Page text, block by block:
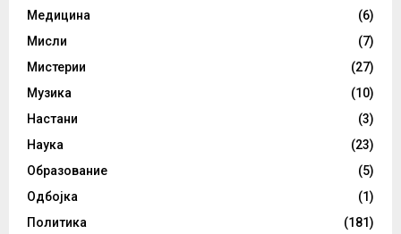
Медицина
(6)
Мисли
(7)
Мистерии
(27)
Музика
(10)
Настани
(3)
Наука
(23)
Образование
(5)
Одбојка
(1)
Политика
(181)